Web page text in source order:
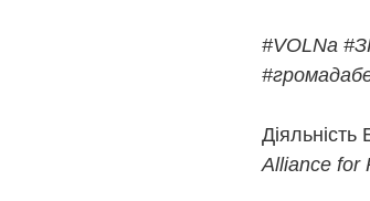
#VOLNa
Alliance for